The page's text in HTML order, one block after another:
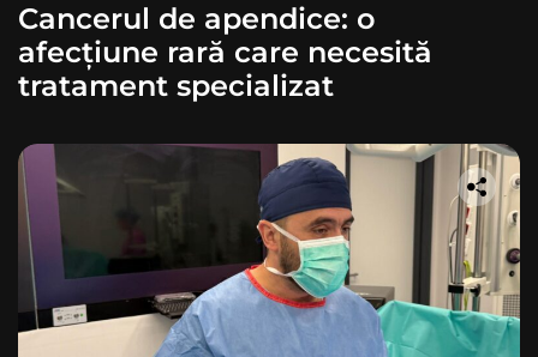
Cancerul de apendice: o
afecțiune rară care necesită
tratament specializat